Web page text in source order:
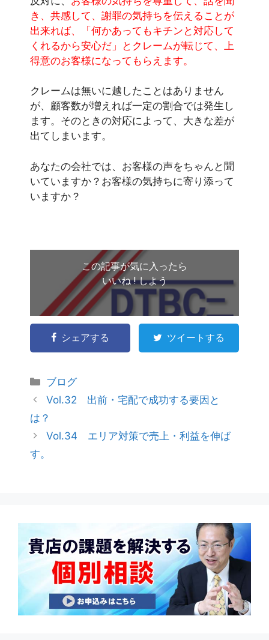
き、共感して、謝罪の気持ちを伝えることが
出来れば、「何かあってもキチンと対応して
くれるから安心だ」とクレームが転じて、上
得意のお客様になってもらえます。
クレームは無いに越したことはありません
が、顧客数が増えれば一定の割合では発生し
ます。そのときの対応によって、大きな差が
出てしまいます。
あなたの会社では、お客様の声をちゃんと聞
いていますか？お客様の気持ちに寄り添って
いますか？
この記事が気に入ったら
いいね ! しよう
シェアする ツイートする
ブログ
Vol.32 出前・宅配で成功する要因と
は？
Vol.34 エリア対策で売上・利益を伸ば
す。